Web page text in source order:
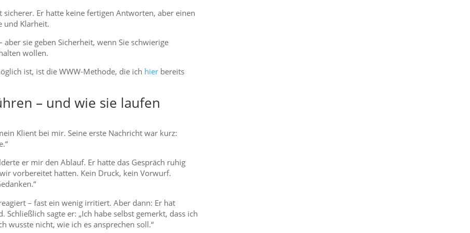
Er hatte keine fertigen Antworten, aber einen
und Klarheit.
sie geben Sicherheit, wenn Sie schwierige
wollen.
ist, ist die WWW-Methode, die ich hier bereits
– und wie sie laufen
Klient bei mir. Seine erste Nachricht war kurz:
er mir den Ablauf. Er hatte das Gespräch ruhig
vorbereitet hatten. Kein Druck, kein Vorwurf.
– fast ein wenig irritiert. Aber dann: Er hat
sagte er: „Ich habe selbst gemerkt, dass ich
wusste nicht, wie ich es ansprechen soll.“